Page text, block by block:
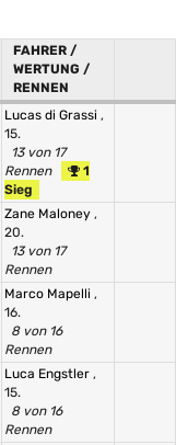
FAHRER /
WERTUNG /
RENNEN
Lucas di Grassi ,
15.
13 von 17
Rennen
1
Sieg
Zane Maloney ,
20.
13 von 17
Rennen
Marco Mapelli ,
16.
8 von 16
Rennen
Luca Engstler ,
15.
8 von 16
Rennen